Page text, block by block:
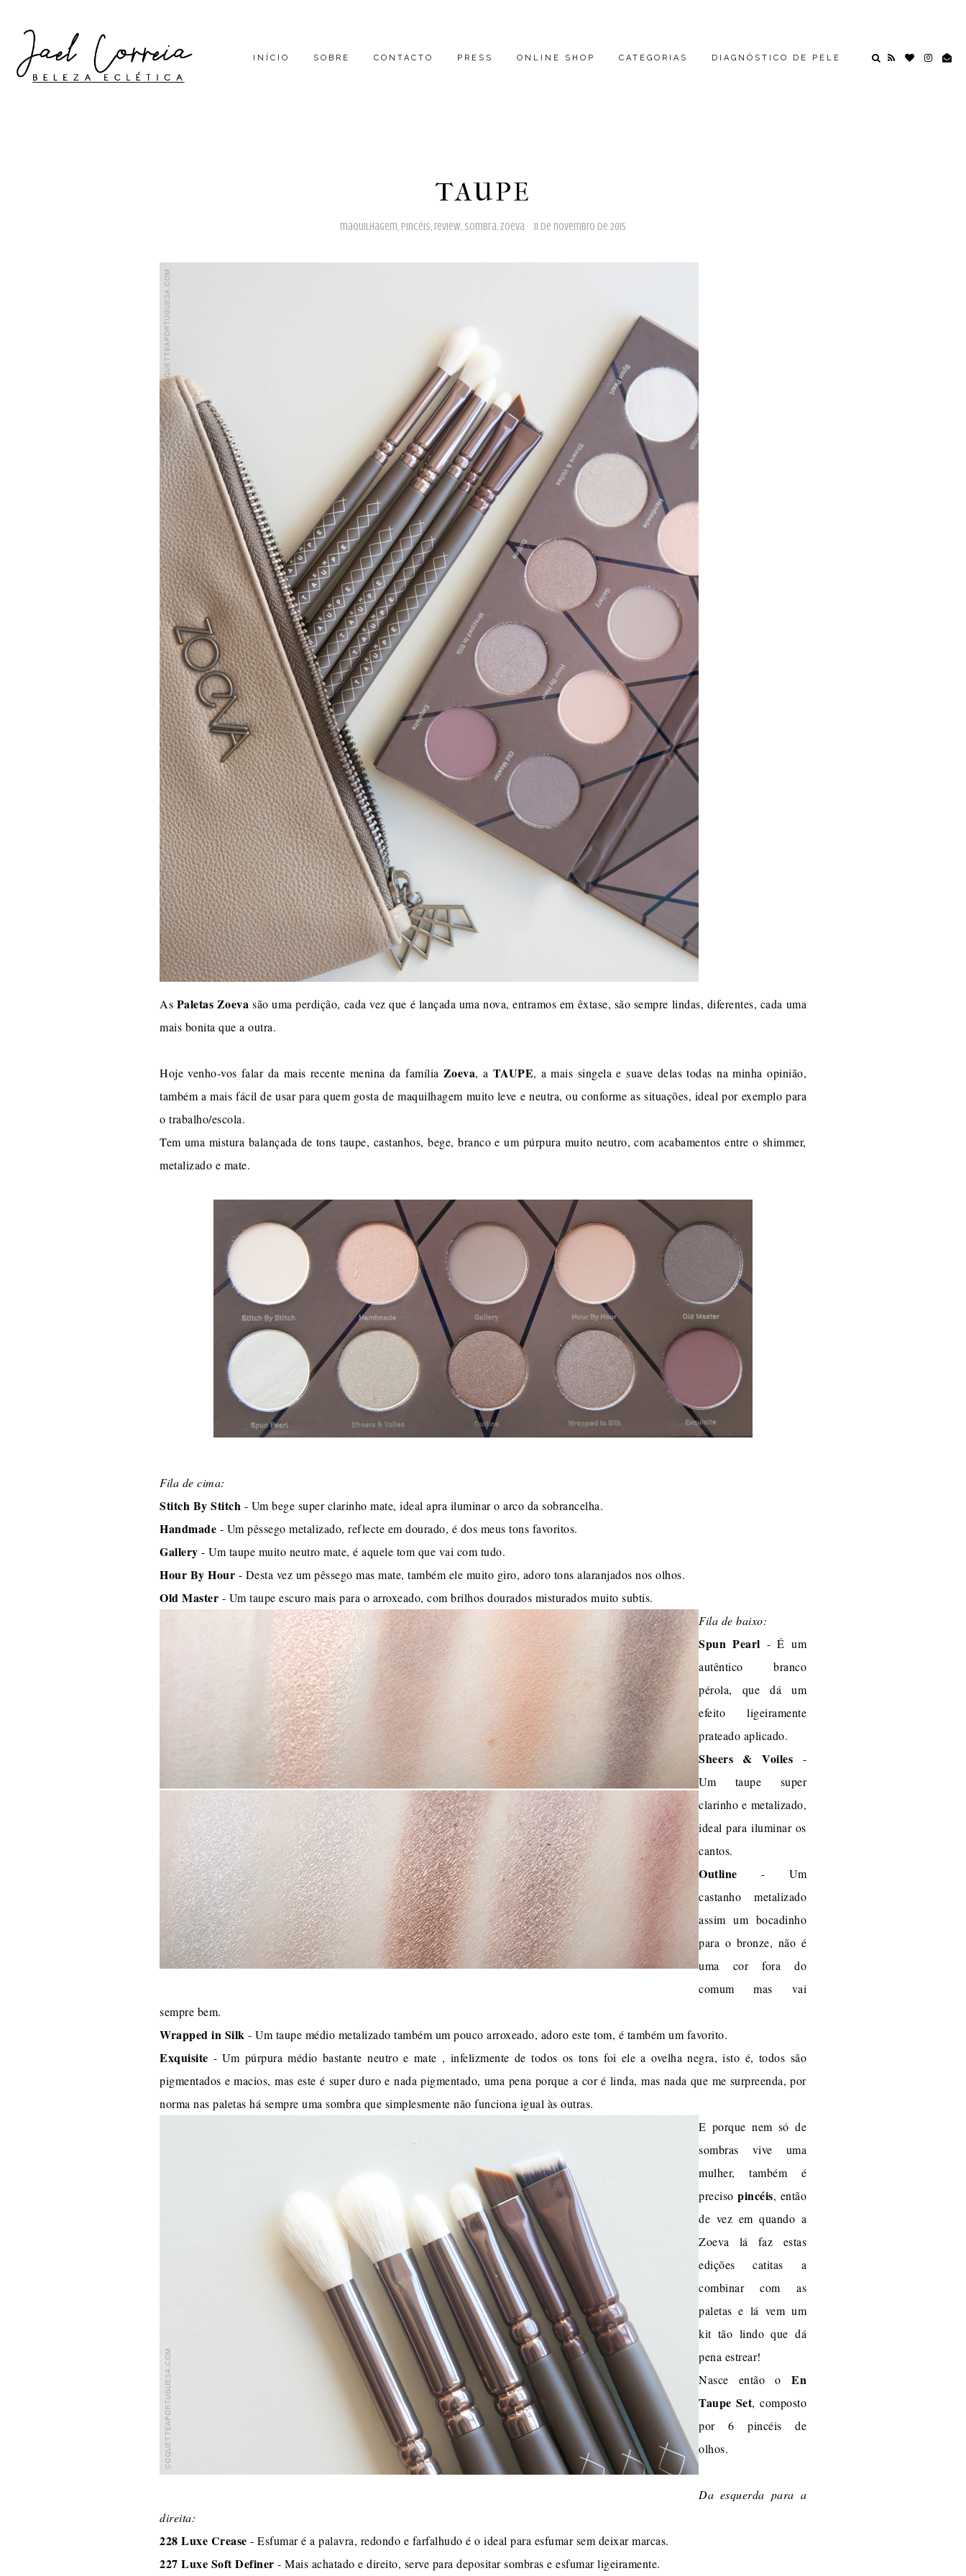
INÍCIO SOBRE CONTACTO PRESS ONLINE SHOP CATEGORIAS DIAGNÓSTICO DE PELE
TAUPE
maquilhagem, pincéis, review, sombra,zoeva 11 de novembro de 2015
As Paletas Zoeva são uma perdição, cada vez que é lançada uma nova, entramos em êxtase, são sempre lindas, diferentes, cada uma
mais bonita que a outra.
Hoje venho-vos falar da mais recente menina da família Zoeva, a TAUPE, a mais singela e suave delas todas na minha opinião,
também a mais fácil de usar para quem gosta de maquilhagem muito leve e neutra, ou conforme as situações, ideal por exemplo para
o trabalho/escola.
Tem uma mistura balançada de tons taupe, castanhos, bege, branco e um púrpura muito neutro, com acabamentos entre o shimmer,
metalizado e mate.
Fila de cima:
Stitch By Stitch - Um bege super clarinho mate, ideal apra iluminar o arco da sobrancelha.
Handmade - Um pêssego metalizado, reflecte em dourado, é dos meus tons favoritos.
Gallery - Um taupe muito neutro mate, é aquele tom que vai com tudo.
Hour By Hour - Desta vez um pêssego mas mate, também ele muito giro, adoro tons alaranjados nos olhos.
Old Master - Um taupe escuro mais para o arroxeado, com brilhos dourados misturados muito subtis.
Fila de baixo:
Spun Pearl - É um
autêntico branco
pérola, que dá um
efeito ligeiramente
prateado aplicado.
Sheers & Voiles -
Um taupe super
clarinho e metalizado,
ideal para iluminar os
cantos.
Outline - Um
castanho metalizado
assim um bocadinho
para o bronze, não é
uma cor fora do
comum mas vai
sempre bem.
Wrapped in Silk - Um taupe médio metalizado também um pouco arroxeado, adoro este tom, é também um favorito.
Exquisite - Um púrpura médio bastante neutro e mate , infelizmente de todos os tons foi ele a ovelha negra, isto é, todos são
pigmentados e macios, mas este é super duro e nada pigmentado, uma pena porque a cor é linda, mas nada que me surpreenda, por
norma nas paletas há sempre uma sombra que simplesmente não funciona igual às outras.
E porque nem só de
sombras vive uma
mulher, também é
preciso pincéis, então
de vez em quando a
Zoeva lá faz estas
edições catitas a
combinar com as
paletas e lá vem um
kit tão lindo que dá
pena estrear!
Nasce então o En
Taupe Set, composto
por 6 pincéis de
olhos.
Da esquerda para a
direita:
228 Luxe Crease - Esfumar é a palavra, redondo e farfalhudo é o ideal para esfumar sem deixar marcas.
227 Luxe Soft Definer - Mais achatado e direito, serve para depositar sombras e esfumar ligeiramente.